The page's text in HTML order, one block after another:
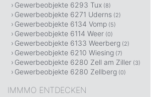
Gewerbeobjekte 6293 Tux (8)
Gewerbeobjekte 6271 Uderns (2)
Gewerbeobjekte 6134 Vomp (5)
Gewerbeobjekte 6114 Weer (0)
Gewerbeobjekte 6133 Weerberg (2)
Gewerbeobjekte 6210 Wiesing (7)
Gewerbeobjekte 6280 Zell am Ziller (3)
Gewerbeobjekte 6280 Zellberg (0)
IMMMO ENTDECKEN